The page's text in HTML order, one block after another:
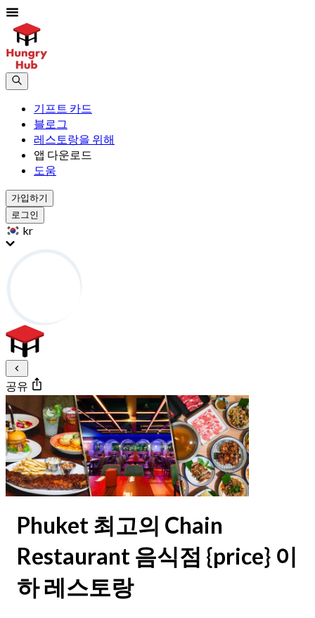
기프트 카드
블로그
레스토랑을 위해
앱 다운로드
도움
가입하기
로그인
kr
공유
Phuket 최고의 Chain
Restaurant 음식점 {price} 이
하 레스토랑